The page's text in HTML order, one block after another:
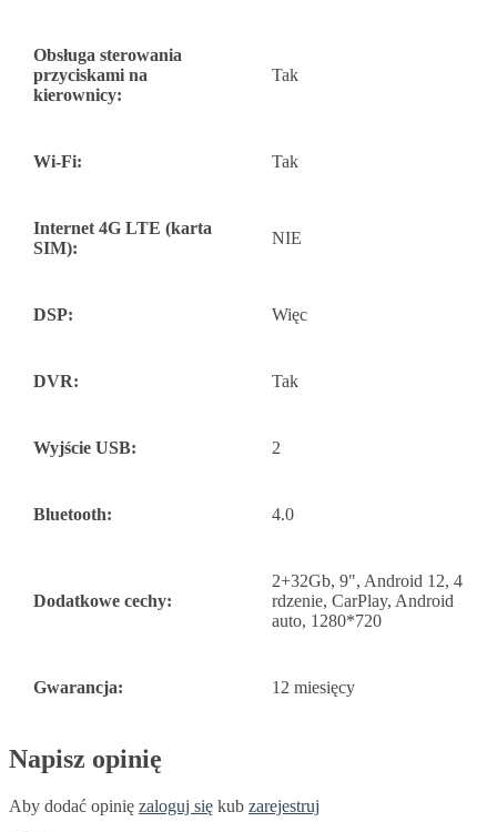
Obsługa sterowania
przyciskami na
kierownicy:
Tak
Wi-Fi: Tak
Internet 4G LTE (karta
SIM):
NIE
DSP: Więc
DVR: Tak
Wyjście USB: 2
Bluetooth: 4.0
Dodatkowe cechy:
2+32Gb, 9", Android 12, 4
rdzenie, CarPlay, Android
auto, 1280*720
Gwarancja: 12 miesięcy
Napisz opinię
Aby dodać opinię zaloguj się kub zarejestruj